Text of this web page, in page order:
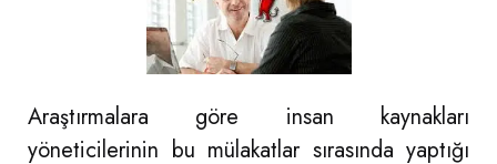
Araştırmalara göre insan kaynakları
yöneticilerinin bu mülakatlar sırasında yaptığı